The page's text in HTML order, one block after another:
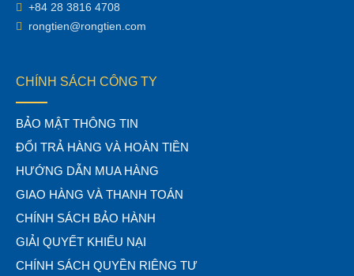
+84 28 3816 4708
rongtien@rongtien.com
CHÍNH SÁCH CÔNG TY
BẢO MẬT THÔNG TIN
ĐỔI TRẢ HÀNG VÀ HOÀN TIỀN
HƯỚNG DẪN MUA HÀNG
GIAO HÀNG VÀ THANH TOÁN
CHÍNH SÁCH BẢO HÀNH
GIẢI QUYẾT KHIẾU NẠI
CHÍNH SÁCH QUYỀN RIÊNG TƯ